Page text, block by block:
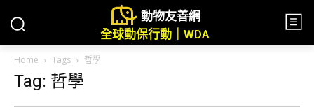
動物友善網
全球動保行動｜WDA
Home Tags 哲學
Tag: 哲學